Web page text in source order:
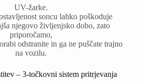
UV-žarke.
soncu lahko poškoduje
njegovo življenjsko dobo, zato
priporočamo,
odstranite in ga ne puščate trajno
na vozilu.
– 3-točkovni sistem pritrjevanja